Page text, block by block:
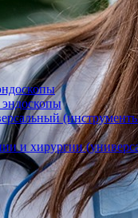
и хирургии